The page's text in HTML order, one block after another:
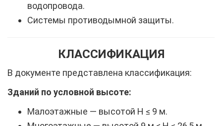
водопровода.
Системы противодымной защиты.
КЛАССИФИКАЦИЯ
В документе представлена классификация:
Зданий по условной высоте:
Малоэтажные — высотой H ≤ 9 м.